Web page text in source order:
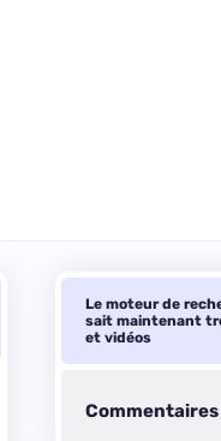
Le moteur de
sait maintenant
et vidéos
Commentaires